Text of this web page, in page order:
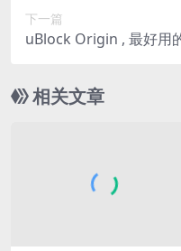
下一篇
uBlock Origin , 最好用
相关文章